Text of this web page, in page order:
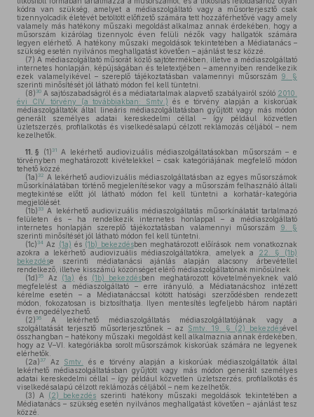
kódra van szükség, amelyet a médiaszolgáltató vagy a műsorterjesztő csak
tizennyolcadik életévét betöltött előfizető számára tett hozzáférhetővé vagy amely
valamely más hatékony műszaki megoldást alkalmaz annak érdekében, hogy a
műsorszám kizárólag tizennyolc éven felüli nézők vagy hallgatók számára
legyen elérhető. A hatékony műszaki megoldások tekintetében a Médiatanács –
szükség esetén nyilvános meghallgatást követően – ajánlást tesz közzé.
(7) A médiaszolgáltató műsorát közlő sajtótermékben, illetve a médiaszolgáltató
internetes honlapján, képújságában és teletextjében – amennyiben rendelkezik
ezek valamelyikével – szereplő tájékoztatásban valamennyi műsorszám 9. §
szerinti minősítését jól látható módon fel kell tüntetni.
(8) 30 A sajtószabadságról és a médiatartalmak alapvető szabályairól szóló 2010.
évi CIV. törvény (a továbbiakban: Smtv.) és e törvény alapján a kiskorúak
médiaszolgáltatók által lineáris médiaszolgáltatásban gyűjtött vagy más módon
generált személyes adatai kereskedelmi céllal – így például közvetlen
üzletszerzés, profilalkotás és viselkedésalapú célzott reklámozás céljából – nem
kezelhetők.
11. § (1) 31
A lekérhető audiovizuális médiaszolgáltatásokban műsorszám – e
törvényben meghatározott kivételekkel – csak kategóriájának megfelelő módon
tehető közzé.
(1a) 32 A lekérhető audiovizuális médiaszolgáltatásban az egyes műsorszámok
műsorkínálatában történő megjelenítésekor vagy a műsorszám felhasználó általi
megtekintése előtt jól látható módon fel kell tüntetni a korhatár-kategória
megjelölését.
(1b) 33 A lekérhető audiovizuális médiaszolgáltatás műsorkínálatát tartalmazó
felületen és – ha rendelkezik internetes honlappal – a médiaszolgáltató
internetes honlapján szereplő tájékoztatásban valamennyi műsorszám 9. §
szerinti minősítését jól látható módon fel kell tüntetni.
(1c) 34 Az (1a) és (1b) bekezdésben meghatározott előírások nem vonatkoznak
azokra a lekérhető audiovizuális médiaszolgáltatókra, amelyek a 22. § (1b)
bekezdése szerinti médiatanácsi ajánlás alapján alacsony árbevétellel
rendelkező, illetve kisszámú közönséget elérő médiaszolgáltatónak minősülnek.
(1d) 35 Az (1a) és (1b) bekezdésben meghatározott követelményeknek való
megfelelést a médiaszolgáltató – erre irányuló, a Médiatanácshoz intézett
kérelme esetén – a Médiatanáccsal kötött hatósági szerződésben rendezett
módon, fokozatosan is biztosíthatja. Ilyen mentesítés legfeljebb három naptári
évre engedélyezhető.
(2) 36
A lekérhető médiaszolgáltatás médiaszolgáltatójának vagy a
szolgáltatását terjesztő műsorterjesztőnek – az Smtv. 19. § (2) bekezdésével
összhangban – hatékony műszaki megoldást kell alkalmaznia annak érdekében,
hogy az V–VI. kategóriákba sorolt műsorszámok kiskorúak számára ne legyenek
elérhetők.
(2a) 37 Az Smtv.
és e törvény alapján a kiskorúak médiaszolgáltatók által
lekérhető médiaszolgáltatásban gyűjtött vagy más módon generált személyes
adatai kereskedelmi céllal – így például közvetlen üzletszerzés, profilalkotás és
viselkedésalapú célzott reklámozás céljából – nem kezelhetők.
(3) A (2) bekezdés szerinti hatékony műszaki megoldások tekintetében a
Médiatanács – szükség esetén nyilvános meghallgatást követően – ajánlást tesz
közzé.